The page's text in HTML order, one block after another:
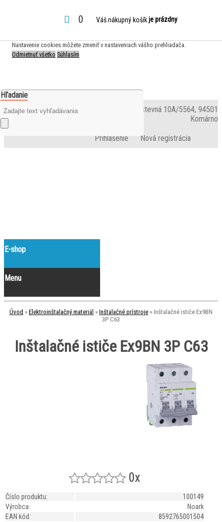
S cieľom uľahčiť užívateľom používať naše webové stránky využívame cookies.
Používaním našich stránok súhlasíte s ukladaním súborov cookie a
Nastavenie cookies môžete zmeniť v nastaveniach vášho prehliadača.
Odmietnuť všetko Súhlasím
Kamenný obchod: ELCONT spol. s r.o., Družstevná 10A/5564, 94501
Komárno
Prihlásenie Nová registrácia
Hľadanie
0 Váš nákupný košíkje prázdny
E-shop
Menu
Úvod » Elektroinštalačný materiál » Inštalačné prístroje » Inštalačné ističe Ex9BN
3P C63
Inštalačné ističe Ex9BN 3P C63
0x
Číslo produktu:
100149
Výrobca:
Noark
EAN kód:
8592765001504